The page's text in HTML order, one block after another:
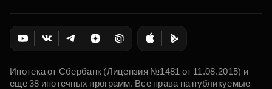
Ипотека от Сбербанк (Лицензия №1481 от 11.08.2015) и
еще 38 ипотечных программ. Все права на публикуемые